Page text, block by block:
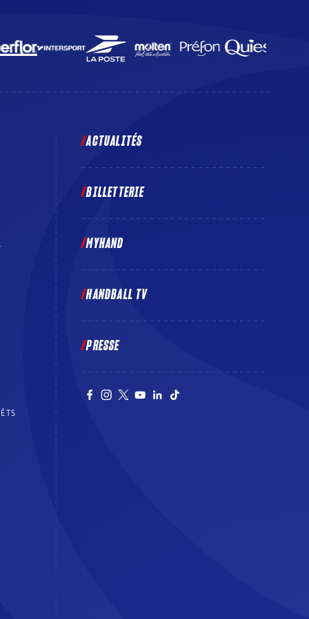
ACTUALITÉS
BILLETTERIE
MYHAND
HANDBALL TV
PRESSE